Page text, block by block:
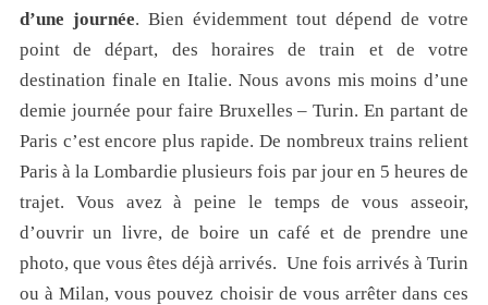
d’une journée. Bien évidemment tout dépend de votre
point de départ, des horaires de train et de votre
destination finale en Italie. Nous avons mis moins d’une
demie journée pour faire Bruxelles – Turin. En partant de
Paris c’est encore plus rapide. De nombreux trains relient
Paris à la Lombardie plusieurs fois par jour en 5 heures de
trajet. Vous avez à peine le temps de vous asseoir,
d’ouvrir un livre, de boire un café et de prendre une
photo, que vous êtes déjà arrivés. Une fois arrivés à Turin
ou à Milan, vous pouvez choisir de vous arrêter dans ces